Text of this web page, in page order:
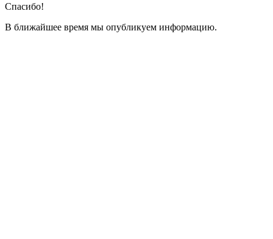
Спасибо!
В ближайшее время мы опубликуем информацию.